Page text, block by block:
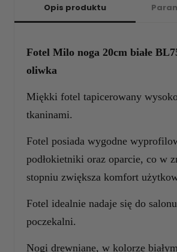
Opis produktu
Fotel Milo noga 20cm białe
oliwka
Miękki fotel tapicerowany
tkaninami.
Fotel posiada wygodne
podłokietniki oraz oparcie, co w
stopniu zwiększa komfort
Fotel idealnie nadaje się do
poczekalni.
Nogi drewniane, w kolorze